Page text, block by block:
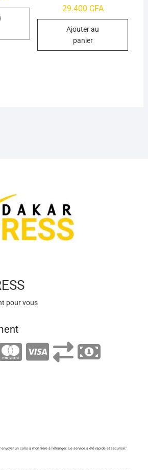
4.73
29.400 CFA
Ajouter au
panier
pour vous
un colis à mon frère à l'étranger. Le service a été rapide et sécurisé."